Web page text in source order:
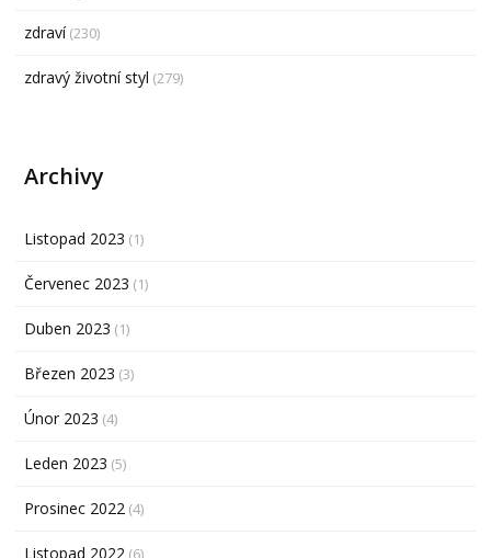
zdraví(230)
zdravý životní styl (279)
Archivy
Listopad 2023 (1)
Červenec 2023 (1)
Duben 2023 (1)
Březen 2023 (3)
Únor 2023 (4)
Leden 2023 (5)
Prosinec 2022 (4)
Listopad 2022 (6)